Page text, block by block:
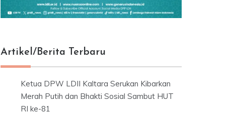
Artikel/Berita Terbaru
Ketua DPW LDII Kaltara Serukan Kibarkan
Merah Putih dan Bhakti Sosial Sambut HUT
RI ke-81